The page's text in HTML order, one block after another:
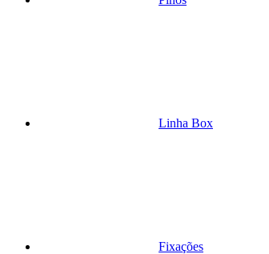
Linha Box
Fixações